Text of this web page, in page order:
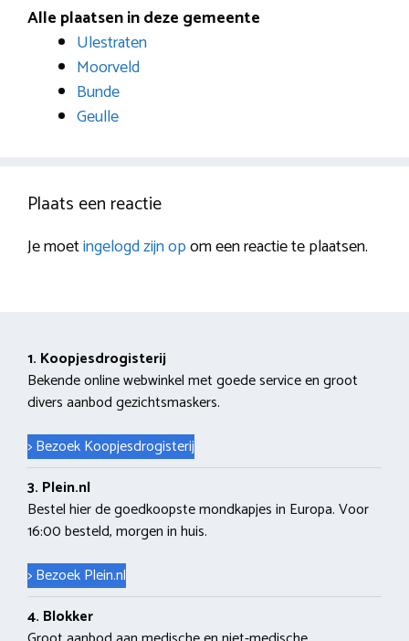
Alle plaatsen in deze gemeente
Ulestraten
Moorveld
Bunde
Geulle
Plaats een reactie
Je moetingelogd zijn opom een reactie te plaatsen.
1. Koopjesdrogisterij
Bekende online webwinkel met goede service en groot
divers aanbod gezichtsmaskers.
> Bezoek Koopjesdrogisterij
3. Plein.nl
Bestel hier de goedkoopste mondkapjes in Europa. Voor
16:00 besteld, morgen in huis.
> Bezoek Plein.nl
4. Blokker